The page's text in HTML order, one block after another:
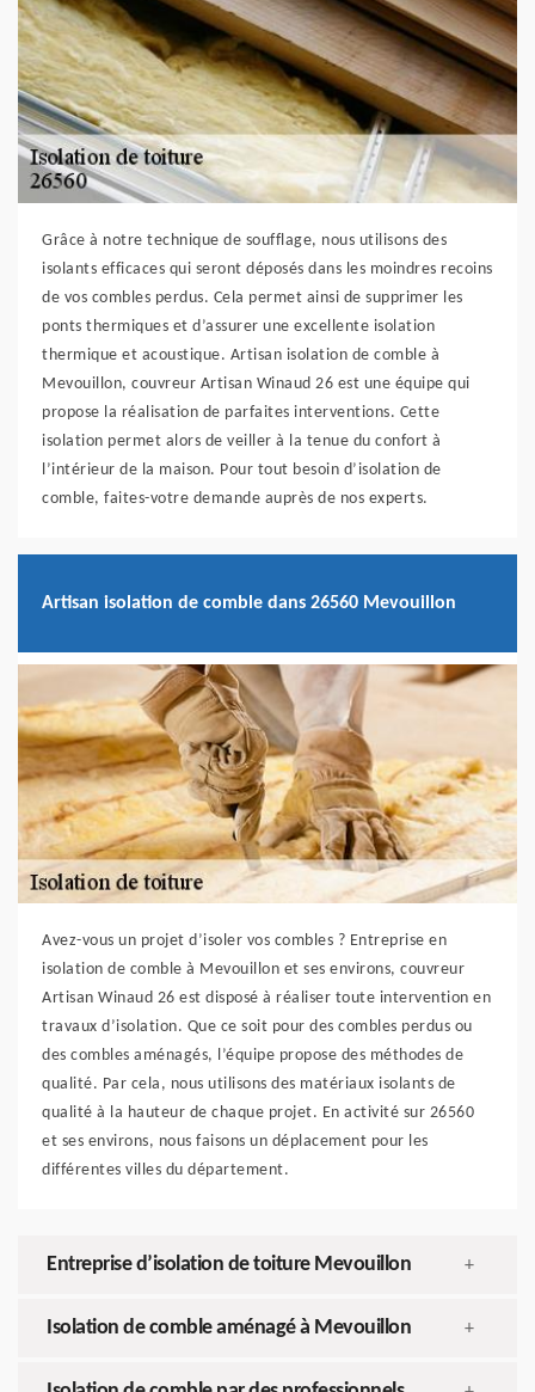
Grâce à notre technique de soufflage, nous utilisons des
isolants efficaces qui seront déposés dans les moindres recoins
de vos combles perdus. Cela permet ainsi de supprimer les
ponts thermiques et d’assurer une excellente isolation
thermique et acoustique. Artisan isolation de comble à
Mevouillon, couvreur Artisan Winaud 26 est une équipe qui
propose la réalisation de parfaites interventions. Cette
isolation permet alors de veiller à la tenue du confort à
l’intérieur de la maison. Pour tout besoin d’isolation de
comble, faites-votre demande auprès de nos experts.
Artisan isolation de comble dans 26560 Mevouillon
Avez-vous un projet d’isoler vos combles ? Entreprise en
isolation de comble à Mevouillon et ses environs, couvreur
Artisan Winaud 26 est disposé à réaliser toute intervention en
travaux d’isolation. Que ce soit pour des combles perdus ou
des combles aménagés, l’équipe propose des méthodes de
qualité. Par cela, nous utilisons des matériaux isolants de
qualité à la hauteur de chaque projet. En activité sur 26560
et ses environs, nous faisons un déplacement pour les
différentes villes du département.
Entreprise d’isolation de toiture Mevouillon +
Isolation de comble aménagé à Mevouillon +